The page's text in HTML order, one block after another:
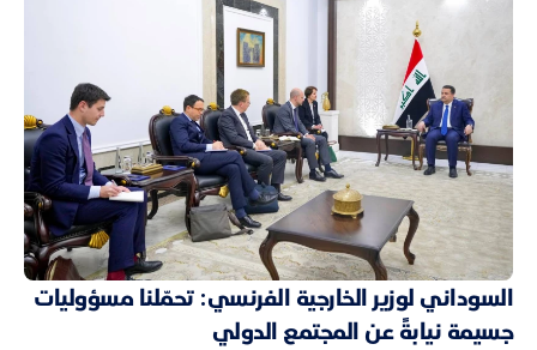
السوداني لوزير الخارجية الفرنسي: تحمّلنا مسؤوليات
جسيمة نيابةً عن المجتمع الدولي